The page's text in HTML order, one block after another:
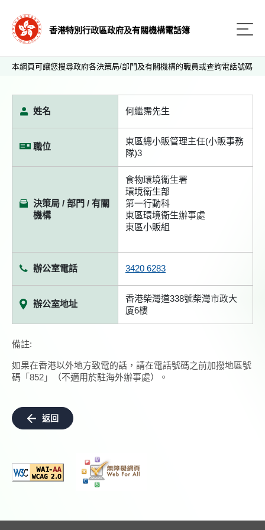
香港特別行政區政府及有關機構電話簿
本網頁可讓您搜尋政府各決策局/部門及有關機構的職員或查詢電話號碼
姓名 何繼霈先生
職位
東區總小販管理主任(小販事務
隊)3
決策局 / 部門 / 有關
機構
食物環境衞生署
環境衞生部
第一行動科
東區環境衞生辦事處
東區小販組
辦公室電話 3420 6283
辦公室地址
香港柴灣道338號柴灣市政大
廈6樓
備註:
如果在香港以外地方致電的話，請在電話號碼之前加撥地區號
碼「852」（不適用於駐海外辦事處）。
返回